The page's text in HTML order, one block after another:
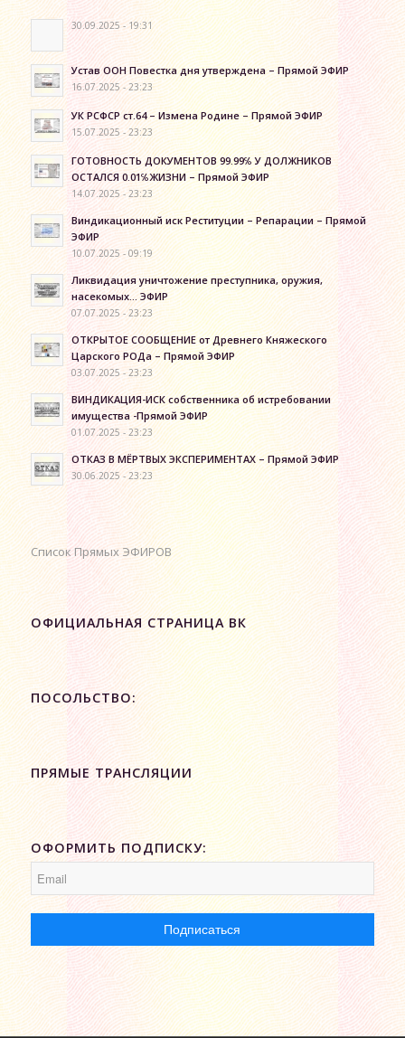
30.09.2025 - 19:31
Устав ООН Повестка дня утверждена – Прямой ЭФИР
16.07.2025 - 23:23
УК РСФСР ст.64 – Измена Родине – Прямой ЭФИР
15.07.2025 - 23:23
ГОТОВНОСТЬ ДОКУМЕНТОВ 99.99℅ У ДОЛЖНИКОВ
ОСТАЛСЯ 0.01℅ЖИЗНИ – Прямой ЭФИР
14.07.2025 - 23:23
Виндикационный иск Реституции – Репарации – Прямой
ЭФИР
10.07.2025 - 09:19
Ликвидация уничтожение преступника, оружия,
насекомых… ЭФИР
07.07.2025 - 23:23
ОТКРЫТОЕ СООБЩЕНИЕ от Древнего Княжеского
Царского РОДа – Прямой ЭФИР
03.07.2025 - 23:23
ВИНДИКАЦИЯ-ИСК собственника об истребовании
имущества -Прямой ЭФИР
01.07.2025 - 23:23
ОТКАЗ В МЁРТВЫХ ЭКСПЕРИМЕНТАХ – Прямой ЭФИР
30.06.2025 - 23:23
Список Прямых ЭФИРОВ
ОФИЦИАЛЬНАЯ СТРАНИЦА ВК
ПОСОЛЬСТВО:
ПРЯМЫЕ ТРАНСЛЯЦИИ
ОФОРМИТЬ ПОДПИСКУ: